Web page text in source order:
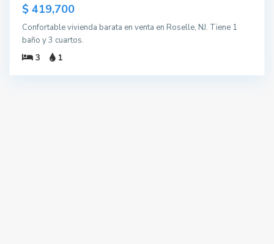
$ 419,700
Confortable vivienda barata en venta en Roselle, NJ. Tiene 1
baño y 3 cuartos.
3
1